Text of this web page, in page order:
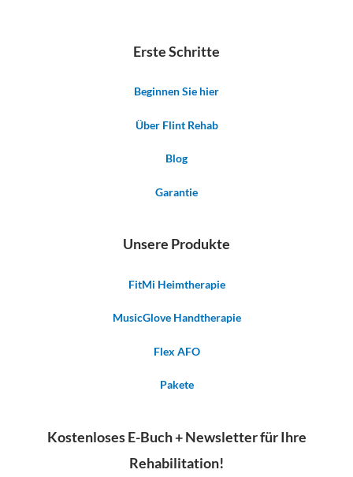
Erste Schritte
Beginnen Sie hier
Über Flint Rehab
Blog
Garantie
Unsere Produkte
FitMi Heimtherapie
MusicGlove Handtherapie
Flex AFO
Pakete
Kostenloses E-Buch + Newsletter für Ihre
Rehabilitation!